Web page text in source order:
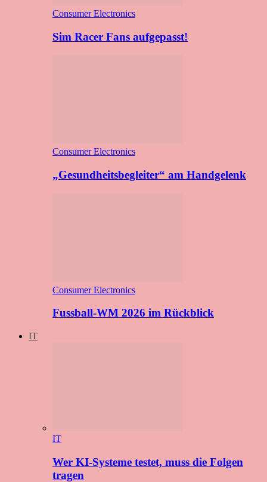
Consumer Electronics
Sim Racer Fans aufgepasst!
Consumer Electronics
„Gesundheitsbegleiter“ am Handgelenk
Consumer Electronics
Fussball-WM 2026 im Rückblick
IT
IT
Wer KI-Systeme testet, muss die Folgen
tragen